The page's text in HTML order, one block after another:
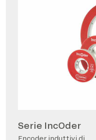
Serie IncOder
Encoder induttivi di